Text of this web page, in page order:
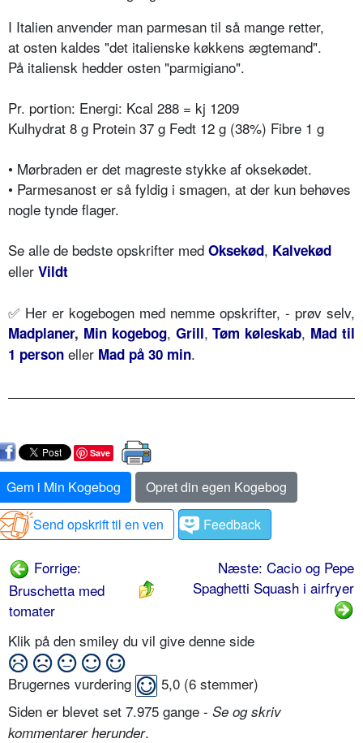
I Italien anvender man parmesan til så mange retter,
at osten kaldes "det italienske køkkens ægtemand".
På italiensk hedder osten "parmigiano".
Pr. portion: Energi: Kcal 288 = kj 1209
Kulhydrat 8 g Protein 37 g Fedt 12 g (38%) Fibre 1 g
• Mørbraden er det magreste stykke af oksekødet.
• Parmesanost er så fyldig i smagen, at der kun behøves
nogle tynde flager.
Se alle de bedste opskrifter med Oksekød, Kalvekød
eller Vildt
✅ Her er kogebogen med nemme opskrifter, - prøv selv,
Madplaner, Min kogebog, Grill,Tøm køleskab, Mad til
1 person eller Mad på 30 min.
Save
Gem i Min Kogebog
Opret din egen Kogebog
Send opskrift til en ven
Feedback
Forrige:
Bruschetta med
tomater
Næste: Cacio og Pepe
Spaghetti Squash i airfryer
Klik på den smiley du vil give denne side
Brugernes vurdering 5,0 (6 stemmer)
Siden er blevet set 7.975 gange - Se og skriv
kommentarer herunder.